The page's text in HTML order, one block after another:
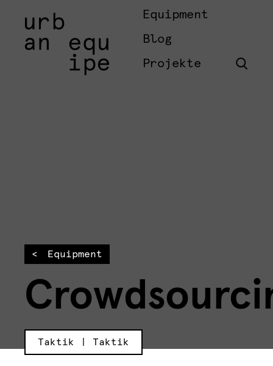
Equipment
Blog
Projekte
Equipment
Taktik | Taktik